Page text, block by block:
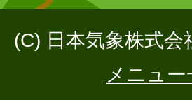
(C) 日本気象株式会
メニュー